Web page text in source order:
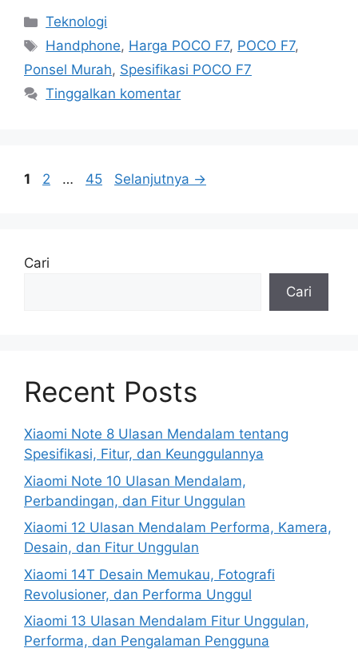
Kategori
Teknologi
Tag
Handphone, Harga POCO F7, POCO F7,
Ponsel Murah, Spesifikasi POCO F7
Tinggalkan komentar
Halaman
1 Halaman
2 … Halaman
45 Selanjutnya →
Cari
Cari
Recent Posts
Xiaomi Note 8 Ulasan Mendalam tentang
Spesifikasi, Fitur, dan Keunggulannya
Xiaomi Note 10 Ulasan Mendalam,
Perbandingan, dan Fitur Unggulan
Xiaomi 12 Ulasan Mendalam Performa, Kamera,
Desain, dan Fitur Unggulan
Xiaomi 14T Desain Memukau, Fotografi
Revolusioner, dan Performa Unggul
Xiaomi 13 Ulasan Mendalam Fitur Unggulan,
Performa, dan Pengalaman Pengguna